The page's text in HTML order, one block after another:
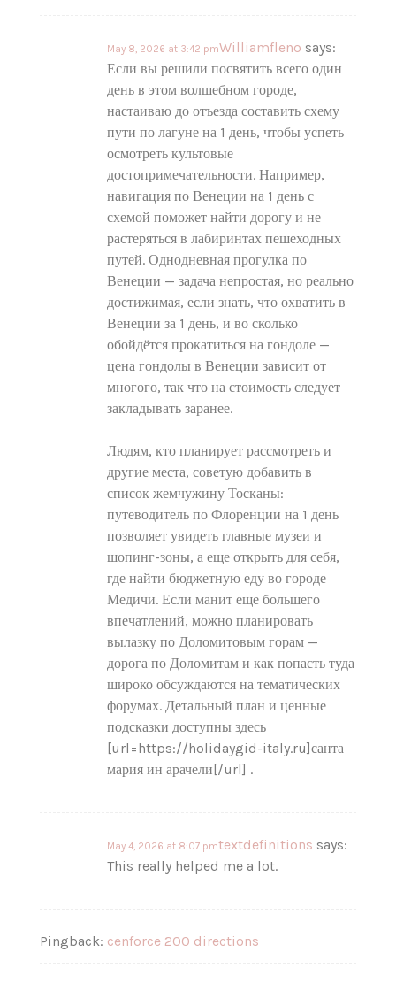
Williamfleno says:
May 8, 2026 at 3:42 pm
Если вы решили посвятить всего один
день в этом волшебном городе,
настаиваю до отъезда составить схему
пути по лагуне на 1 день, чтобы успеть
осмотреть культовые
достопримечательности. Например,
навигация по Венеции на 1 день с
схемой поможет найти дорогу и не
растеряться в лабиринтах пешеходных
путей. Однодневная прогулка по
Венеции — задача непростая, но реально
достижимая, если знать, что охватить в
Венеции за 1 день, и во сколько
обойдётся прокатиться на гондоле —
цена гондолы в Венеции зависит от
многого, так что на стоимость следует
закладывать заранее.
Людям, кто планирует рассмотреть и
другие места, советую добавить в
список жемчужину Тосканы:
путеводитель по Флоренции на 1 день
позволяет увидеть главные музеи и
шопинг-зоны, а еще открыть для себя,
где найти бюджетную еду во городе
Медичи. Если манит еще большего
впечатлений, можно планировать
вылазку по Доломитовым горам —
дорога по Доломитам и как попасть туда
широко обсуждаются на тематических
форумах. Детальный план и ценные
подсказки доступны здесь
[url=https://holidaygid-italy.ru]санта
мария ин арачели[/url] .
textdefinitions says:
May 4, 2026 at 8:07 pm
This really helped me a lot.
Pingback: cenforce 200 directions